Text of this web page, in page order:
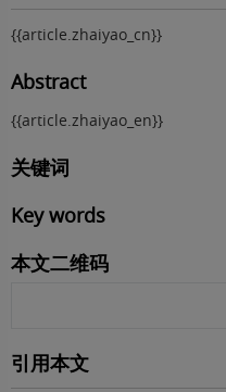
{{article.zhaiyao_cn}}
Abstract
{{article.zhaiyao_en}}
关键词
Key words
本文二维码
引用本文